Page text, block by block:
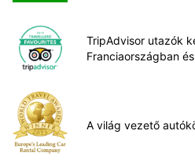
TripAdvisor utazók
Franciaországban
A világ vezető